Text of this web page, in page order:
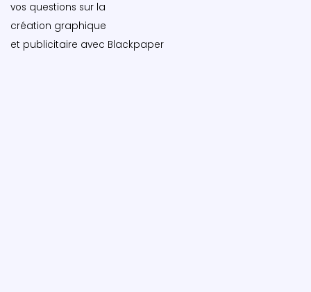
vos questions sur la
création graphique
et publicitaire avec Blackpaper